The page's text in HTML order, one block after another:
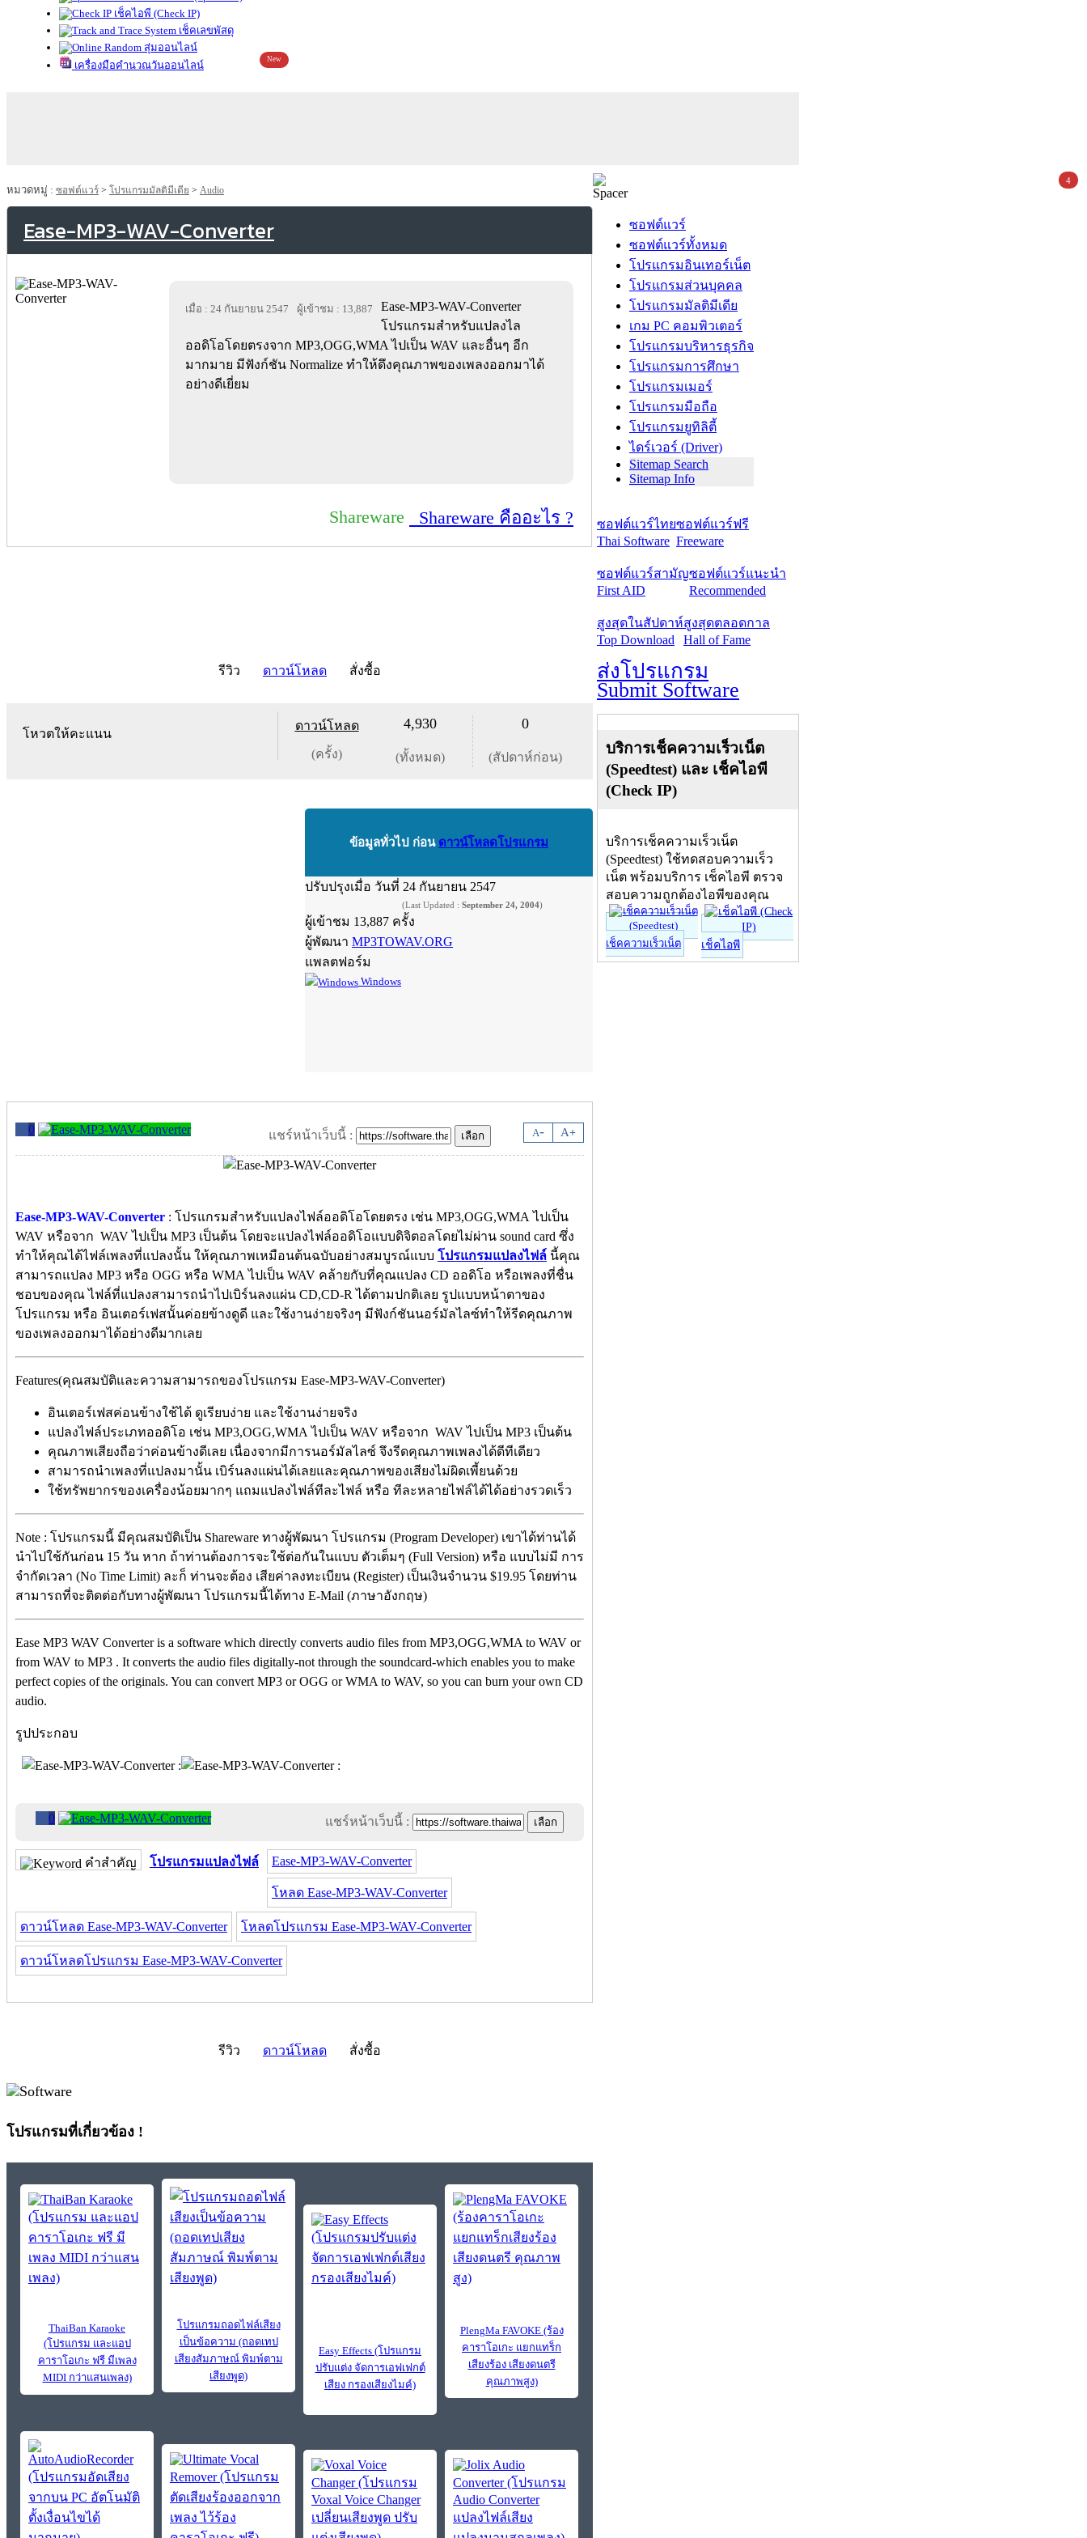
เช็คไอพี (Check IP)
เช็คเลขพัสดุ
สุ่มออนไลน์
เครื่องมือคำนวณวันออนไลน์
New
หมวดหมู่ : ซอฟต์แวร์ > โปรแกรมมัลติมีเดีย > Audio
Ease-MP3-WAV-Converter
เมื่อ : 24 กันยายน 2547 ผู้เข้าชม : 13,887
Ease-MP3-WAV-Converter
โปรแกรมสำหรับแปลงไล
ออดิโอโดยตรงจาก MP3,OGG,WMA ไปเป็น WAV และอื่นๆ อีก
มากมาย มีฟังก์ชัน Normalize ทำให้ดึงคุณภาพของเพลงออกมาได้
อย่างดีเยี่ยม
Shareware Shareware คืออะไร ?
รีวิว ดาวน์โหลด สั่งซื้อ
โหวตให้คะแนน
ดาวน์โหลด
(ครั้ง)
4,930
(ทั้งหมด)
0
(สัปดาห์ก่อน)
ข้อมูลทั่วไป ก่อน ดาวน์โหลดโปรแกรม
ปรับปรุงเมื่อ วันที่ 24 กันยายน 2547
(Last Updated : September 24, 2004)
ผู้เข้าชม 13,887 ครั้ง
ผู้พัฒนา MP3TOWAV.ORG
แพลตฟอร์ม
Windows
0 A- A+
แชร์หน้าเว็บนี้ :
Ease-MP3-WAV-Converter : โปรแกรมสำหรับแปลงไฟล์ออดิโอโดยตรง เช่น MP3,OGG,WMA ไปเป็น
WAV หรือจาก WAV ไปเป็น MP3 เป็นต้น โดยจะแปลงไฟล์ออดิโอแบบดิจิตอลโดยไม่ผ่าน sound card ซึ่ง
ทำให้คุณได้ไฟล์เพลงที่แปลงนั้น ให้คุณภาพเหมือนต้นฉบับอย่างสมบูรณ์แบบ โปรแกรมแปลงไฟล์ นี้คุณ
สามารถแปลง MP3 หรือ OGG หรือ WMA ไปเป็น WAV คล้ายกับที่คุณแปลง CD ออดิโอ หรือเพลงที่ชื่น
ชอบของคุณ ไฟล์ที่แปลงสามารถนำไปเบิร์นลงแผ่น CD,CD-R ได้ตามปกติเลย รูปแบบหน้าตาของ
โปรแกรม หรือ อินเตอร์เฟสนั้นค่อยข้างดูดี และใช้งานง่ายจริงๆ มีฟังก์ชันนอร์มัลไลซ์ทำให้รีดคุณภาพ
ของเพลงออกมาได้อย่างดีมากเลย
Features(คุณสมบัติและความสามารถของโปรแกรม Ease-MP3-WAV-Converter)
อินเตอร์เฟสค่อนข้างใช้ได้ ดูเรียบง่าย และใช้งานง่ายจริง
แปลงไฟล์ประเภทออดิโอ เช่น MP3,OGG,WMA ไปเป็น WAV หรือจาก WAV ไปเป็น MP3 เป็นต้น
คุณภาพเสียงถือว่าค่อนข้างดีเลย เนื่องจากมีการนอร์มัลไลซ์ จึงรีดคุณภาพเพลงได้ดีทีเดียว
สามารถนำเพลงที่แปลงมานั้น เบิร์นลงแผ่นได้เลยและคุณภาพของเสียงไม่ผิดเพี้ยนด้วย
ใช้ทรัพยากรของเครื่องน้อยมากๆ แถมแปลงไฟล์ทีละไฟล์ หรือ ทีละหลายไฟล์ได้ได้อย่างรวดเร็ว
Note : โปรแกรมนี้ มีคุณสมบัติเป็น Shareware ทางผู้พัฒนา โปรแกรม (Program Developer) เขาได้ท่านได้
นำไปใช้กันก่อน 15 วัน หาก ถ้าท่านต้องการจะใช้ต่อกันในแบบ ตัวเต็มๆ (Full Version) หรือ แบบไม่มี การ
จำกัดเวลา (No Time Limit) ละก็ ท่านจะต้อง เสียค่าลงทะเบียน (Register) เป็นเงินจำนวน $19.95 โดยท่าน
สามารถที่จะติดต่อกับทางผู้พัฒนา โปรแกรมนี้ได้ทาง E-Mail (ภาษาอังกฤษ)
Ease MP3 WAV Converter is a software which directly converts audio files from MP3,OGG,WMA to WAV or
from WAV to MP3 . It converts the audio files digitally-not through the soundcard-which enables you to make
perfect copies of the originals. You can convert MP3 or OGG or WMA to WAV, so you can burn your own CD
audio.
รูปประกอบ
0 แชร์หน้าเว็บนี้ :
คำสำคัญ โปรแกรมแปลงไฟล์ Ease-MP3-WAV-Converter
โหลด Ease-MP3-WAV-Converter
ดาวน์โหลด Ease-MP3-WAV-Converter โหลดโปรแกรม Ease-MP3-WAV-Converter
ดาวน์โหลดโปรแกรม Ease-MP3-WAV-Converter
รีวิว ดาวน์โหลด สั่งซื้อ
โปรแกรมที่เกี่ยวข้อง !
ThaiBan Karaoke
(โปรแกรม และแอป
คาราโอเกะ ฟรี มีเพลง
MIDI กว่าแสนเพลง)
โปรแกรมถอดไฟล์เสียง
เป็นข้อความ (ถอดเทป
เสียงสัมภาษณ์ พิมพ์ตาม
เสียงพูด)
Easy Effects (โปรแกรม
ปรับแต่ง จัดการเอฟเฟกต์
เสียง กรองเสียงไมค์)
PlengMa FAVOKE (ร้อง
คาราโอเกะ แยกแทร็ก
เสียงร้อง เสียงดนตรี
คุณภาพสูง)
ซอฟต์แวร์
ซอฟต์แวร์ทั้งหมด
โปรแกรมอินเทอร์เน็ต
โปรแกรมส่วนบุคคล
โปรแกรมมัลติมีเดีย
เกม PC คอมพิวเตอร์
โปรแกรมบริหารธุรกิจ
โปรแกรมการศึกษา
โปรแกรมเมอร์
โปรแกรมมือถือ
โปรแกรมยูทิลิตี้
ไดร์เวอร์ (Driver)
Sitemap Search
Sitemap Info
ซอฟต์แวร์ไทย
Thai Software
ซอฟต์แวร์ฟรี
Freeware
ซอฟต์แวร์สามัญ
First AID
ซอฟต์แวร์แนะนำ
Recommended
สูงสุดในสัปดาห์
Top Download
สูงสุดตลอดกาล
Hall of Fame
ส่งโปรแกรม
Submit Software
บริการเช็คความเร็วเน็ต
(Speedtest) และ เช็คไอพี
(Check IP)
บริการเช็คความเร็วเน็ต
(Speedtest) ใช้ทดสอบความเร็ว
เน็ต พร้อมบริการ เช็คไอพี ตรวจ
สอบความถูกต้องไอพีของคุณ
เช็คความเร็วเน็ต เช็คไอพี
4